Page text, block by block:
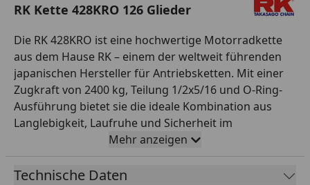
RK Kette 428KRO 126 Glieder
Die RK 428KRO ist eine hochwertige Motorradkette
aus dem Hause RK – einem der weltweit führenden
japanischen Hersteller für Antriebsketten. Mit einer
Zugkraft von 2400 kg, Teilung 1/2x5/16 und O-Ring-
Ausführung bietet sie die ideale Kombination aus
Langlebigkeit, Laufruhe und Sicherheit im
Einsatzbereich Straße bis 250 ccm. Die O-Ring-
Dichtung schützt das Schmierfett zuverlässig vor
Schmutz und Feuchtigkeit. Diese Variante wird offen
Mehr anzeigen
Technische Daten